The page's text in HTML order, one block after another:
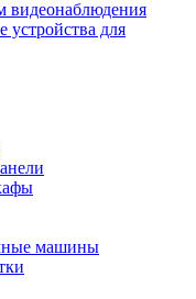
видеонаблюдения
устройства для
машины